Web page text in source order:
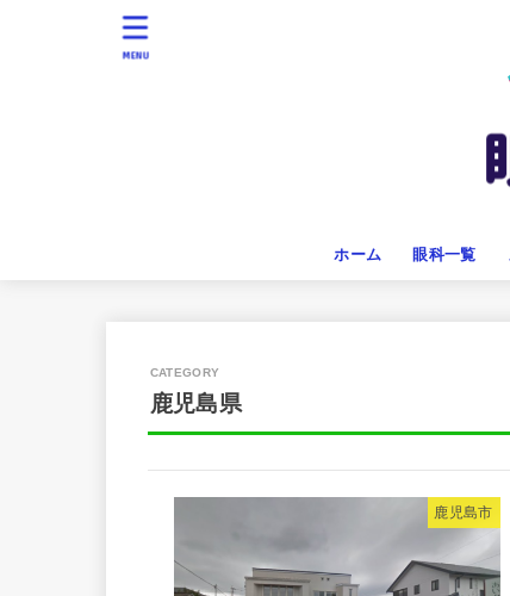
ホーム 眼科一覧
MENU
鹿児島県
鹿児島市